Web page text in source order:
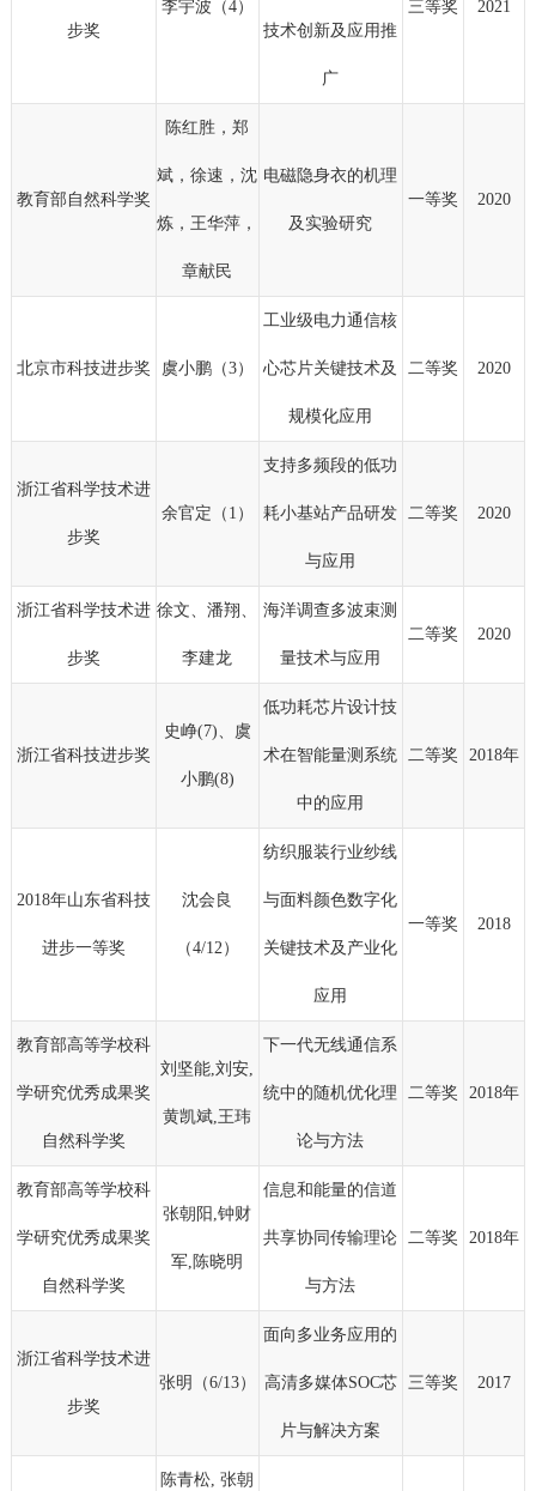
步奖
李宇波（4）
技术创新及应用推
广
三等奖 2021
教育部自然科学奖
陈红胜，郑
斌，徐速，沈
炼，王华萍，
章献民
电磁隐身衣的机理
及实验研究
一等奖 2020
北京市科技进步奖 虞小鹏（3）
工业级电力通信核
心芯片关键技术及
规模化应用
二等奖 2020
浙江省科学技术进
步奖
余官定（1）
支持多频段的低功
耗小基站产品研发
与应用
二等奖 2020
浙江省科学技术进
步奖
徐文、潘翔、
李建龙
海洋调查多波束测
量技术与应用
二等奖 2020
浙江省科技进步奖
史峥(7)、虞
小鹏(8)
低功耗芯片设计技
术在智能量测系统
中的应用
二等奖 2018年
2018年山东省科技
进步一等奖
沈会良
（4/12）
纺织服装行业纱线
与面料颜色数字化
关键技术及产业化
应用
一等奖 2018
教育部高等学校科
学研究优秀成果奖
自然科学奖
刘坚能,刘安,
黄凯斌,王玮
下一代无线通信系
统中的随机优化理
论与方法
二等奖 2018年
教育部高等学校科
学研究优秀成果奖
自然科学奖
张朝阳,钟财
军,陈晓明
信息和能量的信道
共享协同传输理论
与方法
二等奖 2018年
浙江省科学技术进
步奖
张明（6/13）
面向多业务应用的
高清多媒体SOC芯
片与解决方案
三等奖 2017
陈青松, 张朝